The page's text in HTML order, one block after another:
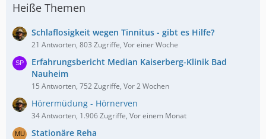
Heiße Themen
Schlaflosigkeit wegen Tinnitus - gibt es Hilfe?
21 Antworten, 803 Zugriffe, Vor einer Woche
Erfahrungsbericht Median Kaiserberg-Klinik Bad
Nauheim
15 Antworten, 752 Zugriffe, Vor 2 Wochen
Hörermüdung - Hörnerven
34 Antworten, 1.906 Zugriffe, Vor einem Monat
Stationäre Reha